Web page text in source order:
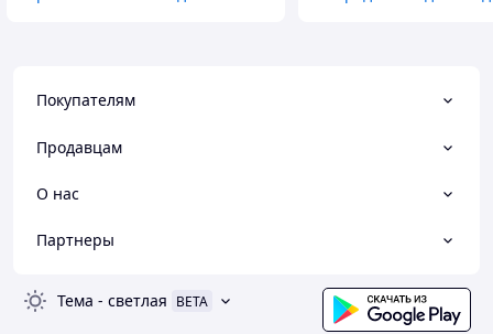
Покупателям
Продавцам
О нас
Партнеры
Тема - светлая BETA